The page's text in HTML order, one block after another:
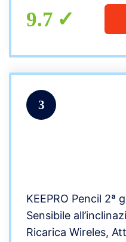
9.7
3
KEEPRO Pencil 2ª
Sensibile
Ricarica Wireles,